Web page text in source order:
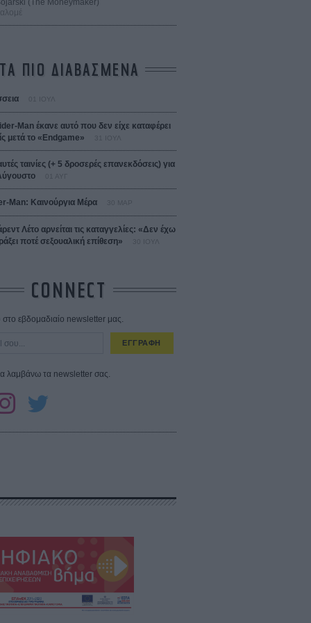
(The Moneymaker)
ΤΑ ΠΙΟ ΔΙΑΒΑΣΜΕΝΑ
Man έκανε αυτό που δεν είχε καταφέρει
μετά το «Endgame»
ταινίες (+ 5 δροσερές επανεκδόσεις) για
Man: Καινούργια Μέρα 30 ΜΑΡ
Λέτο αρνείται τις καταγγελίες: «Δεν έχω
ποτέ σεξουαλική επίθεση»
CONNECT
εβδομαδιαίο newsletter μας.
ΕΓΓΡΑΦΗ
λαμβάνω τα newsletter σας.